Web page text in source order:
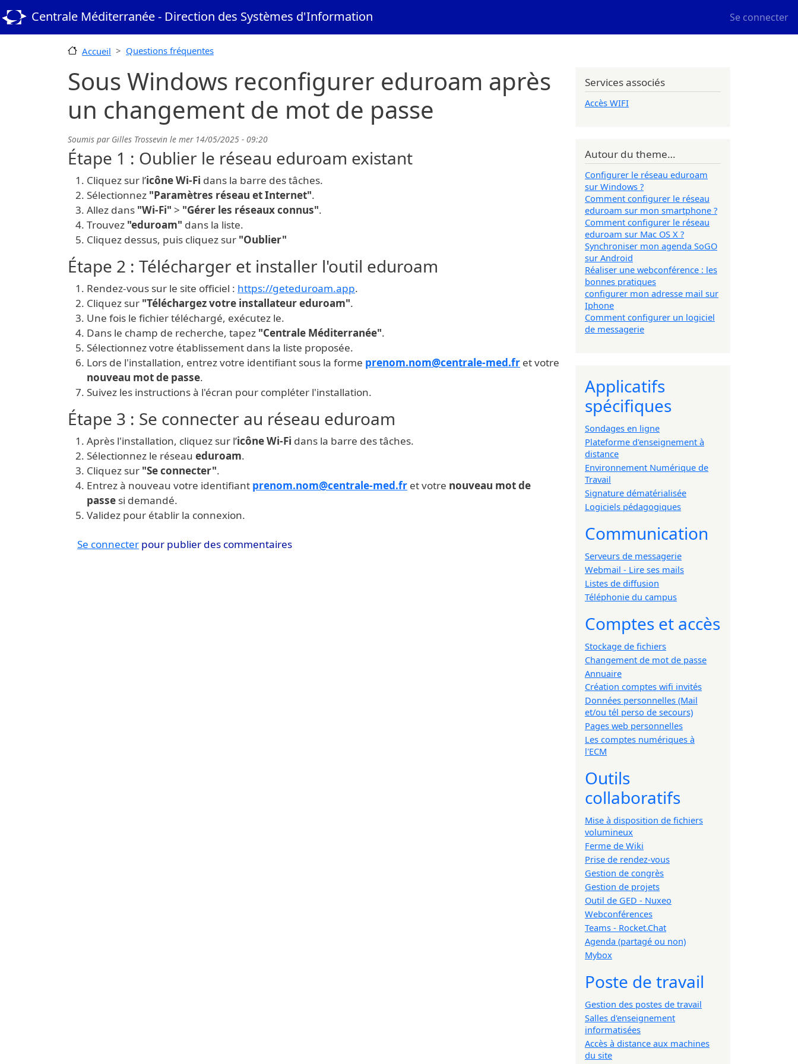
Centrale Méditerranée - Direction des Systèmes d'Information User
Se connecter
Accueil Questions fréquentes
Sous Windows reconfigurer eduroam après
un changement de mot de passe
Soumis par Gilles Trossevin le mer 14/05/2025 - 09:20
Étape 1 : Oublier le réseau eduroam existant
Cliquez sur l’icône Wi-Fi dans la barre des tâches.
Sélectionnez "Paramètres réseau et Internet".
Allez dans "Wi-Fi" > "Gérer les réseaux connus".
Trouvez "eduroam" dans la liste.
Cliquez dessus, puis cliquez sur "Oublier"
Étape 2 : Télécharger et installer l'outil eduroam
Rendez-vous sur le site officiel : https://geteduroam.app.
Cliquez sur "Téléchargez votre installateur eduroam".
Une fois le fichier téléchargé, exécutez le.
Dans le champ de recherche, tapez "Centrale Méditerranée".
Sélectionnez votre établissement dans la liste proposée.
Lors de l'installation, entrez votre identifiant sous la forme prenom.nom@centrale-med.fr et votre
nouveau mot de passe.
Suivez les instructions à l'écran pour compléter l'installation.
Étape 3 : Se connecter au réseau eduroam
Après l'installation, cliquez sur l’icône Wi-Fi dans la barre des tâches.
Sélectionnez le réseau eduroam.
Cliquez sur "Se connecter".
Entrez à nouveau votre identifiant prenom.nom@centrale-med.fr et votre nouveau mot de
passe si demandé.
Validez pour établir la connexion.
Se connecter pour publier des commentaires
Services associés
Accès WIFI
Autour du theme…
Configurer le réseau eduroam
sur Windows ?
Comment configurer le réseau
eduroam sur mon smartphone ?
Comment configurer le réseau
eduroam sur Mac OS X ?
Synchroniser mon agenda SoGO
sur Android
Réaliser une webconférence : les
bonnes pratiques
configurer mon adresse mail sur
Iphone
Comment configurer un logiciel
de messagerie
Applicatifs
spécifiques
Sondages en ligne
Plateforme d'enseignement à
distance
Environnement Numérique de
Travail
Signature dématérialisée
Logiciels pédagogiques
Communication
Serveurs de messagerie
Webmail - Lire ses mails
Listes de diffusion
Téléphonie du campus
Comptes et accès
Stockage de fichiers
Changement de mot de passe
Annuaire
Création comptes wifi invités
Données personnelles (Mail
et/ou tél perso de secours)
Pages web personnelles
Les comptes numériques à
l'ECM
Outils
collaboratifs
Mise à disposition de fichiers
volumineux
Ferme de Wiki
Prise de rendez-vous
Gestion de congrès
Gestion de projets
Outil de GED - Nuxeo
Webconférences
Teams - Rocket.Chat
Agenda (partagé ou non)
Mybox
Poste de travail
Gestion des postes de travail
Salles d'enseignement
informatisées
Accès à distance aux machines
du site